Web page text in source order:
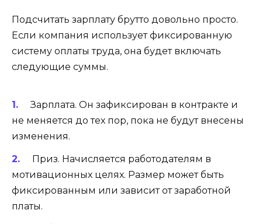
Подсчитать зарплату брутто довольно просто.
Если компания использует фиксированную
систему оплаты труда, она будет включать
следующие суммы.
Зарплата. Он зафиксирован в контракте и
не меняется до тех пор, пока не будут внесены
изменения.
Приз. Начисляется работодателям в
мотивационных целях. Размер может быть
фиксированным или зависит от заработной
платы.